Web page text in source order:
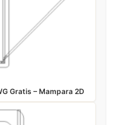
Gratis – Mampara 2D